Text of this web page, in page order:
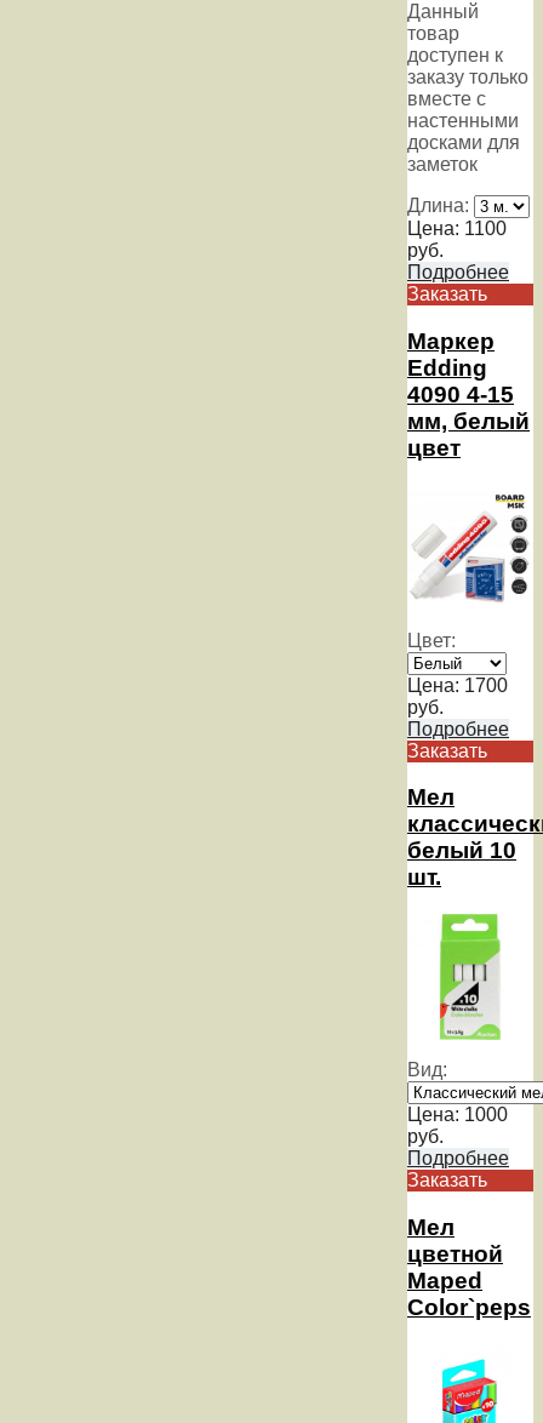
Данный
товар
доступен к
заказу только
вместе с
настенными
досками для
заметок
Длина:
Цена: 1100
руб.
Подробнее
Заказать
Маркер
Edding
4090 4-15
мм, белый
цвет
Цвет:
Цена: 1700
руб.
Подробнее
Заказать
Мел
белый 10
шт.
Вид:
Цена: 1000
руб.
Подробнее
Заказать
Мел
цветной
Maped
Color`peps